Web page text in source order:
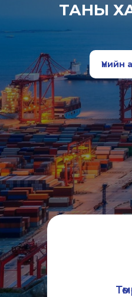
ТАНЫ
Үнийн